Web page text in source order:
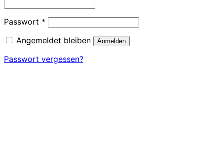
Passwort * Erforderlich
Angemeldet bleiben
Anmelden
Passwort vergessen?